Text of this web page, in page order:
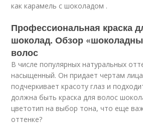
как карамель с шоколадом .
Профессиональная краска
шоколад. Обзор
волос
В числе популярных натуральных
насыщенный. Он придает чертам
подчеркивает красоту глаз и
должна быть краска для волос
цветотип на выбор тона, что еще
оттенке?